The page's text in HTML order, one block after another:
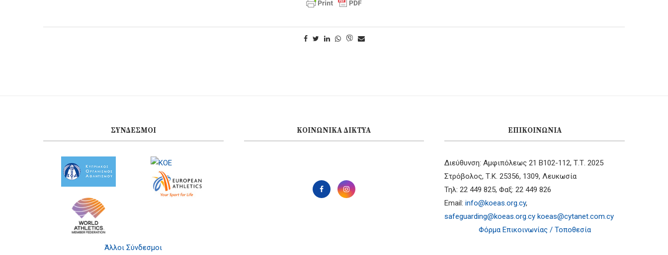
ΣΎΝΔΕΣΜΟΙ
Άλλοι Σύνδεσμοι
ΚΟΙΝΩΝΙΚΆ ΔΊΚΤΥΑ ΕΠΙΚΟΙΝΩΝΊΑ
Διεύθυνση: Αμφιπόλεως 21 B102-112, Τ.Τ. 2025
Στρόβολος, Τ.Κ. 25356, 1309, Λευκωσία
Τηλ: 22 449 825, Φαξ: 22 449 826
Email:info@koeas.org.cy,
safeguarding@koeas.org.cy koeas@cytanet.com.cy
Φόρμα Επικοινωνίας / Τοποθεσία